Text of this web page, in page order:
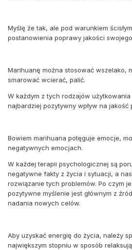
Myślę że tak, ale pod warunkiem
postanowienia poprawy jakości
Marihuanę można stosować wszelako,
smarować wcierać, palić.
W każdym z tych rodzajów
najbardziej pozytywny wpływ na jakość
Bowiem marihuana potęguje emocje,
negatywnych emocjach.
W każdej terapii psychologicznej są
negatywne fakty z życia i sytuacji, a
rozwiązanie tych problemów. Po czym
pozytywne myślenie jest głównym z
nadania nowych celów.
Aby uzyskać energię do życia, należy
największym stopniu w sposób